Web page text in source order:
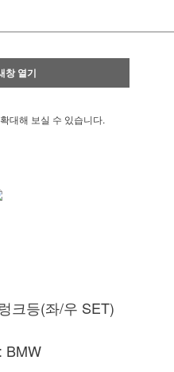
창 열기
대해 보실 수 있습니다.
크등(좌/우 SET)
BMW